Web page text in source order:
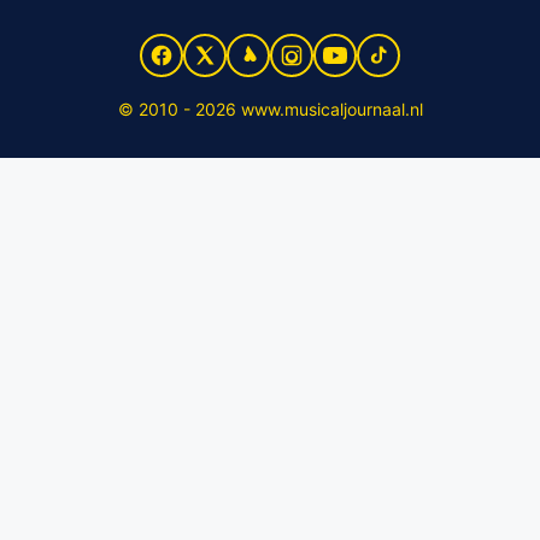
© 2010 - 2026 www.musicaljournaal.nl